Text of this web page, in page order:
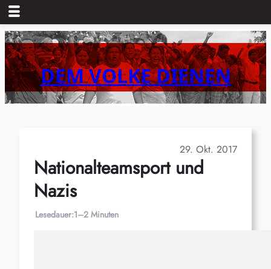
Zum
Inhalt
springenDEM VOLKE DIENEN
29. Okt. 2017
Nationalteamsport und
Nazis
Lesedauer:1–2 Minuten